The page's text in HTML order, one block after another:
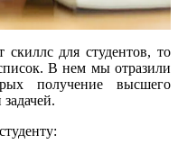
для студентов, то
В нем мы отразили
получение высшего